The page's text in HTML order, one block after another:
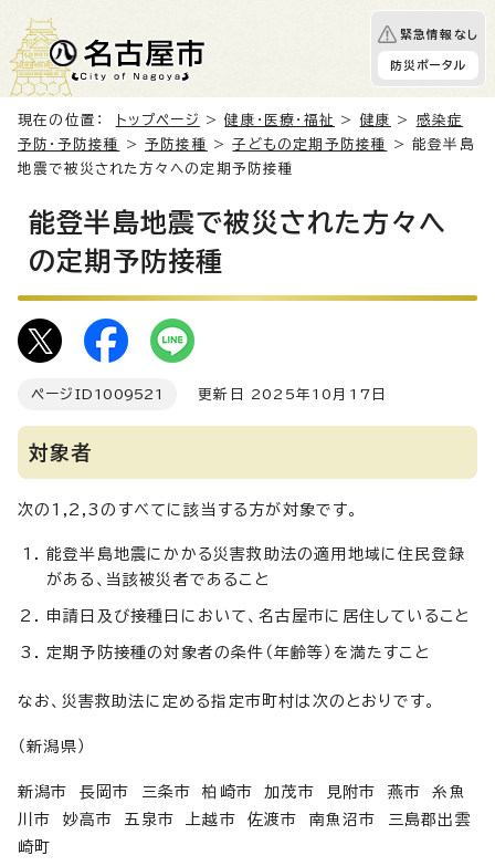
緊急情報なし
防災ポータル
現在の位置： トップページ >健康・医療・福祉 > 健康 > 感染症
予防・予防接種
>予防接種 >子どもの定期予防接種
> 能登半島
地震で被災された方々への定期予防接種
能登半島地震で被災された方々へ
の定期予防接種
ページID 1009521 更新日 2025年10月17日
対象者
次の1,2,3のすべてに該当する方が対象です。
能登半島地震にかかる災害救助法の適用地域に住民登録
がある、当該被災者であること
申請日及び接種日において、名古屋市に居住していること
定期予防接種の対象者の条件（年齢等）を満たすこと
なお、災害救助法に定める指定市町村は次のとおりです。
（新潟県）
新潟市 長岡市 三条市 柏崎市 加茂市 見附市 燕市 糸魚
川市 妙高市 五泉市 上越市 佐渡市 南魚沼市 三島郡出雲
崎町